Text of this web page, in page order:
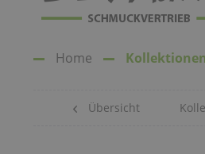
Home
Übersicht